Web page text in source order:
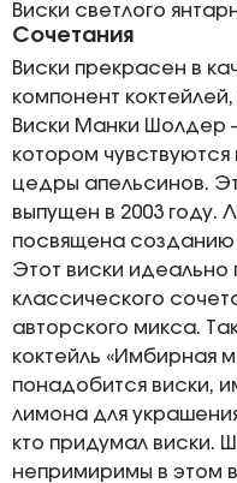
Виски светлого
Сочетания
Виски прекрасен в
компонент
Виски Манки Шолдер
котором
цедры апельсинов.
выпущен в 2003 году.
посвящена созданию
Этот виски идеально
классического
авторского микса.
коктейль «Имбирная
понадобится виски,
лимона для
кто придумал виски.
непримиримы в этом